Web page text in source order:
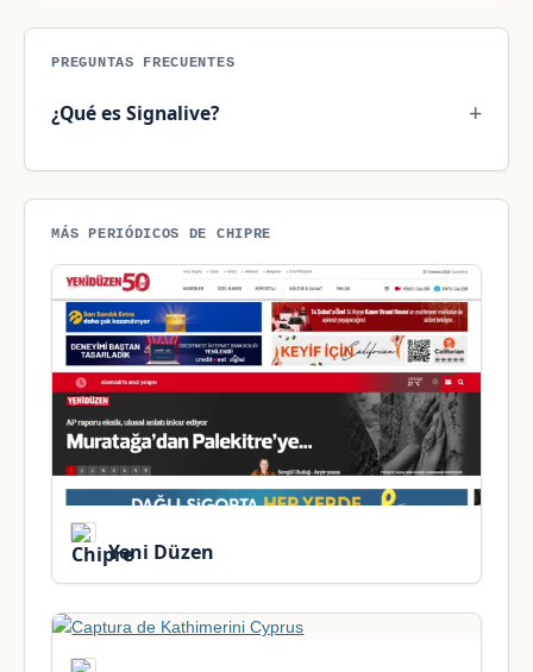
PREGUNTAS FRECUENTES
¿Qué es Signalive?
MÁS PERIÓDICOS DE CHIPRE
Yeni Düzen